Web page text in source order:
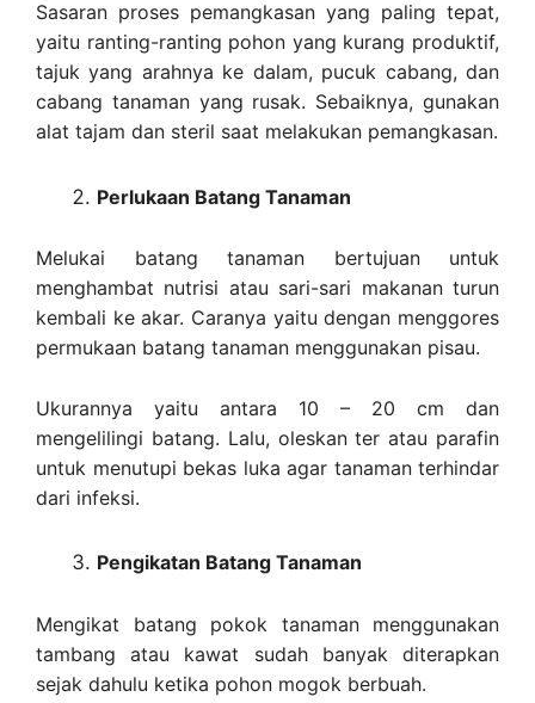
Sasaran proses pemangkasan yang paling tepat,
yaitu ranting-ranting pohon yang kurang produktif,
tajuk yang arahnya ke dalam, pucuk cabang, dan
cabang tanaman yang rusak. Sebaiknya, gunakan
alat tajam dan steril saat melakukan pemangkasan.
Perlukaan Batang Tanaman
Melukai batang tanaman bertujuan untuk
menghambat nutrisi atau sari-sari makanan turun
kembali ke akar. Caranya yaitu dengan menggores
permukaan batang tanaman menggunakan pisau.
Ukurannya yaitu antara 10 – 20 cm dan
mengelilingi batang. Lalu, oleskan ter atau parafin
untuk menutupi bekas luka agar tanaman terhindar
dari infeksi.
Pengikatan Batang Tanaman
Mengikat batang pokok tanaman menggunakan
tambang atau kawat sudah banyak diterapkan
sejak dahulu ketika pohon mogok berbuah.